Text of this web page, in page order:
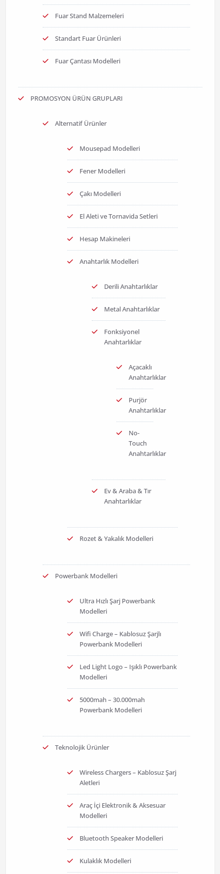
Fuar Stand Malzemeleri
Standart Fuar Ürünleri
Fuar Çantası Modelleri
PROMOSYON ÜRÜN GRUPLARI
Alternatif Ürünler
Mousepad Modelleri
Fener Modelleri
Çakı Modelleri
El Aleti ve Tornavida Setleri
Hesap Makineleri
Anahtarlık Modelleri
Derili Anahtarlıklar
Metal Anahtarlıklar
Fonksiyonel
Anahtarlıklar
Açacaklı
Anahtarlıklar
Purjör
Anahtarlıklar
No-
Touch
Anahtarlıklar
Ev & Araba & Tır
Anahtarlıklar
Rozet & Yakalık Modelleri
Powerbank Modelleri
Ultra Hızlı Şarj Powerbank
Modelleri
Wifi Charge – Kablosuz Şarjlı
Powerbank Modelleri
Led Light Logo – Işıklı Powerbank
Modelleri
5000mah – 30.000mah
Powerbank Modelleri
Teknolojik Ürünler
Wireless Chargers – Kablosuz Şarj
Aletleri
Araç İçi Elektronik & Aksesuar
Modelleri
Bluetooth Speaker Modelleri
Kulaklık Modelleri